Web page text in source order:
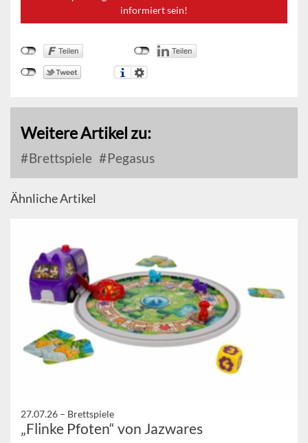
informiert sein!
Weitere Artikel zu:
Brettspiele Pegasus
Ähnliche Artikel
27.07.26 – Brettspiele
„Flinke Pfoten“ von Jazwares